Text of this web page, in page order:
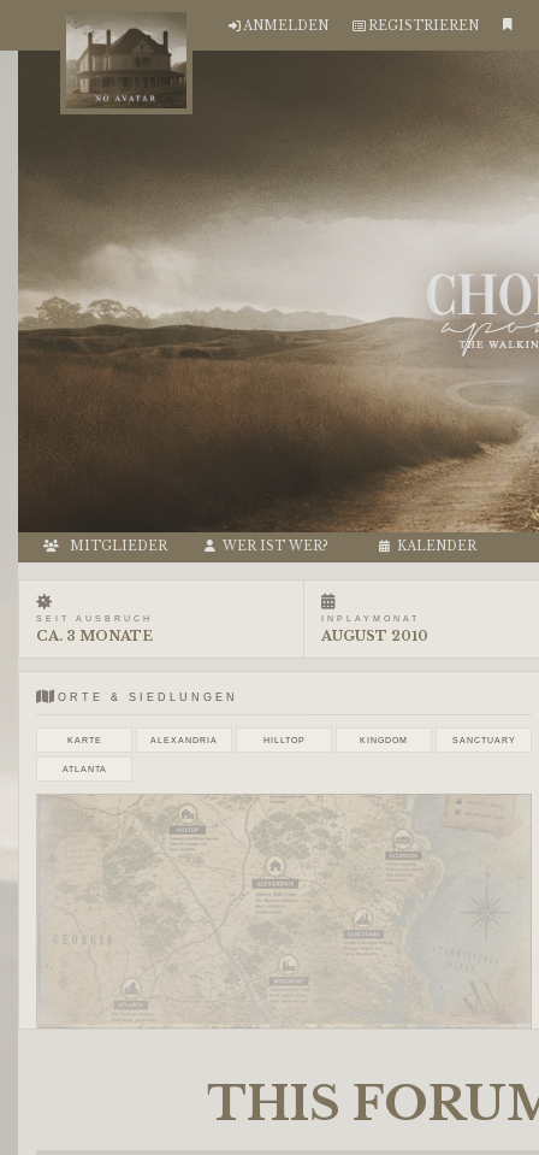
ANMELDEN REGISTRIEREN
MITGLIEDER WER IST WER? KALENDER
SEIT AUSBRUCH
CA. 3 MONATE
INPLAYMONAT
AUGUST 2010
ORTE & SIEDLUNGEN
KARTE ALEXANDRIA HILLTOP KINGDOM SANCTUARY
ATLANTA
THIS